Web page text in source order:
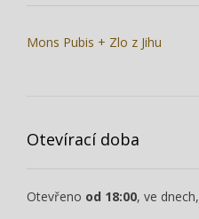
N
g
c
Mons Pubis + Zlo z Jihu
Otevírací doba
Otevřeno od 18:00, ve dnech,